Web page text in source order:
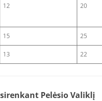
12 20
15 25
13 22
Pelėsio Valiklį